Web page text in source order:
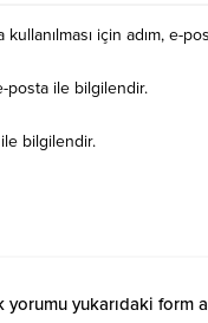
için adım, e-
posta ile bilgilendir.
bilgilendir.
yorumu yukarıdaki form